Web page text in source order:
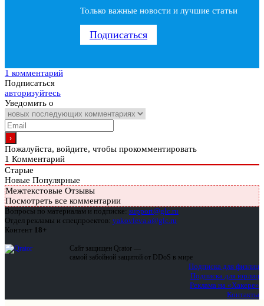
Только важные новости и лучшие статьи
Подписаться
1 комментарий
Подписаться
авторизуйтесь
Уведомить о
Пожалуйста, войдите, чтобы прокомментировать
1 Комментарий
Старые
Новые Популярные
Межтекстовые Отзывы
Посмотреть все комментарии
Вопросы по материалам и подписке: support@glc.ru
Отдел рекламы и спецпроектов: yakovleva.a@glc.ru
Контент 18+
Сайт защищен Qrator —
самой забойной защитой от DDoS в мире
Подписка для физлиц
Подписка для юрлиц
Реклама на «Хакере»
Контакты